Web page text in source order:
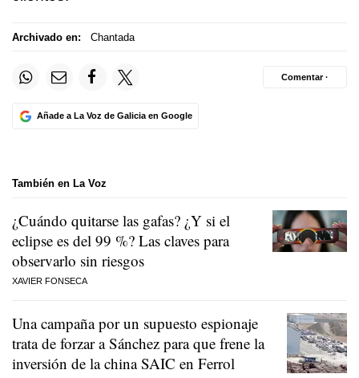
Archivado en: Chantada
Añade a La Voz de Galicia en Google
Comentar ·
También en La Voz
¿Cuándo quitarse las gafas? ¿Y si el
eclipse es del 99 %? Las claves para
observarlo sin riesgos
XAVIER FONSECA
Una campaña por un supuesto espionaje
trata de forzar a Sánchez para que frene la
inversión de la china SAIC en Ferrol